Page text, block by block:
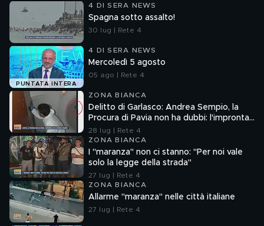
4 DI SERA NEWS
Spagna sotto assalto!
30 lug | Rete 4
PUNTATA INTERA
4 DI SERA NEWS
Mercoledì 5 agosto
05 ago | Rete 4
ZONA BIANCA
Delitto di Garlasco: Andrea Sempio, la
Procura di Pavia non ha dubbi: l'impronta
33 è la pistola fumante
28 lug | Rete 4
ZONA BIANCA
I "maranza" non ci stanno: "Per noi vale
solo la legge della strada"
27 lug | Rete 4
ZONA BIANCA
Allarme "maranza" nelle città italiane
27 lug | Rete 4